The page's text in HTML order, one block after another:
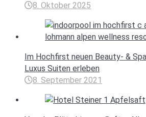
8. Oktober 2025
Im Hochfirst neuen Beauty- &
Luxus Suiten erleben
8. September 2021